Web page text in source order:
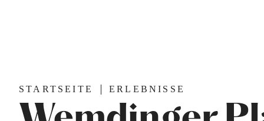
STARTSEITE ERLEBNISSE